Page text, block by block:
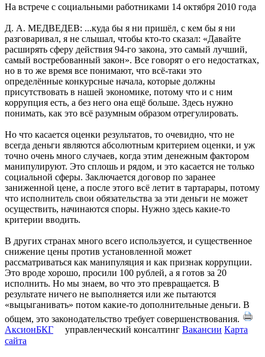
На встрече с социальными работниками 14 октября 2010 года
Д. А. МЕДВЕДЕВ: ...куда бы я ни пришёл, с кем бы я ни
разговаривал, я не слышал, чтобы кто-то сказал: «Давайте
расширять сферу действия 94-го закона, это самый лучший,
самый востребованный закон». Все говорят о его недостатках,
но в то же время все понимают, что всё-таки это
определённые конкурсные начала, которые должны
присутствовать в нашей экономике, потому что и с ним
коррупция есть, а без него она ещё больше. Здесь нужно
понимать, как это всё разумным образом отрегулировать.
Но что касается оценки результатов, то очевидно, что не
всегда деньги являются абсолютным критерием оценки, и уж
точно очень много случаев, когда этим денежным фактором
манипулируют. Это сплошь и рядом, и это касается не только
социальной сферы. Заключается договор по заранее
заниженной цене, а после этого всё летит в тартарары, потому
что исполнитель свои обязательства за эти деньги не может
осуществить, начинаются споры. Нужно здесь какие-то
критерии вводить.
В других странах много всего используется, и существенное
снижение цены против установленной может
рассматриваться как манипуляция и как признак коррупции.
Это вроде хорошо, просили 100 рублей, а я готов за 20
исполнить. Но мы знаем, во что это превращается. В
результате ничего не выполняется или же пытаются
«выцыганивать» потом какие-то дополнительные деньги. В
общем, это законодательство требует совершенствования.
АксионБКГ управленческий консалтинг Вакансии Карта
сайта